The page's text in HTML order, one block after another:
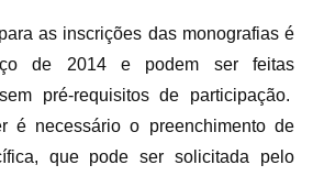
as inscrições das monografias é
de 2014 e podem ser feitas
pré-requisitos de participação.
é necessário o preenchimento de
que pode ser solicitada pelo